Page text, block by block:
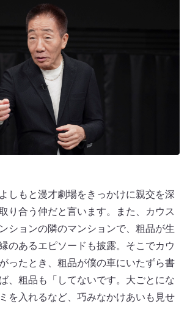
しもと漫才劇場をきっかけに親交を深
り合う仲だと言います。また、カウス
ションの隣のマンションで、粗品が生
のあるエピソードも披露。そこでカウ
ったとき、粗品が僕の車にいたずら書
、粗品も「してないです。大ごとにな
を入れるなど、巧みなかけあいも見せ